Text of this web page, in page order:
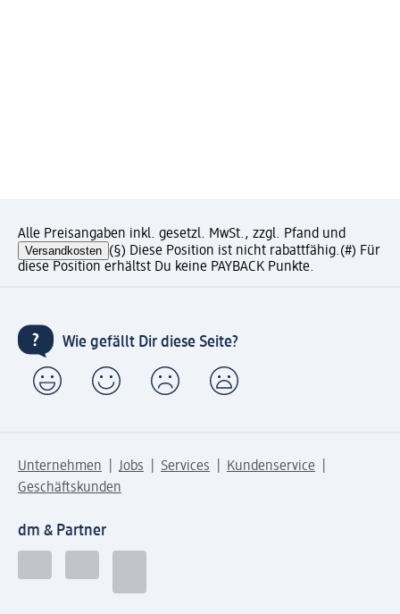
Alle Preisangaben inkl. gesetzl. MwSt., zzgl. Pfand und
Versandkosten (§) Diese Position ist nicht rabattfähig.(#) Für
diese Position erhältst Du keine PAYBACK Punkte.
Wie gefällt Dir diese Seite?
Unternehmen Jobs Services
Kundenservice
Geschäftskunden
dm & Partner